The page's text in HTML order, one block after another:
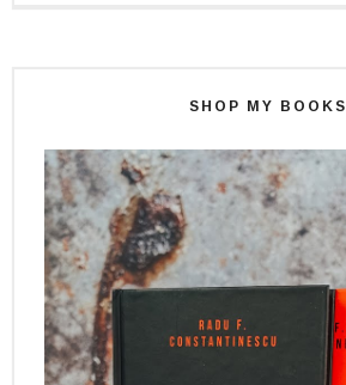
SHOP MY BOOKS